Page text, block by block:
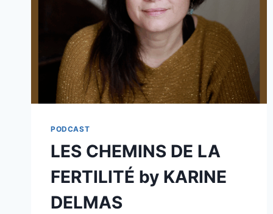
PODCAST
LES CHEMINS DE LA
FERTILITÉ by KARINE
DELMAS